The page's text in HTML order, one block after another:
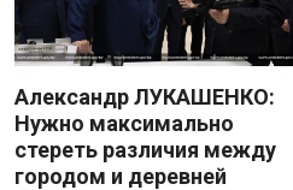
Александр ЛУКАШЕНКО:
Нужно максимально
стереть различия между
городом и деревней